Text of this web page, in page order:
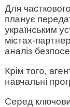
Для
планує
українським
містах-
аналіз
Крім того,
навчальні
Серед